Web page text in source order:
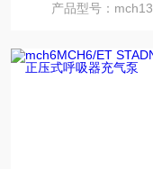
产品型号：mch13